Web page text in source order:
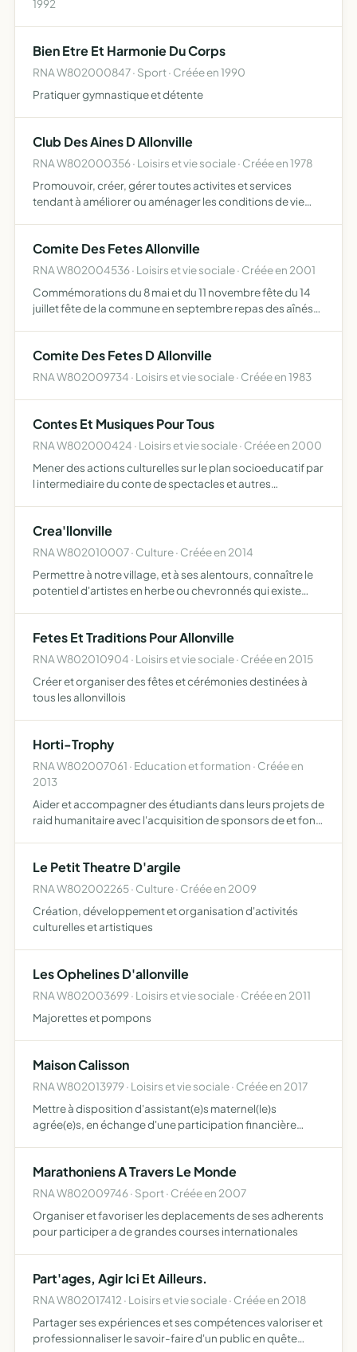
1992
Bien Etre Et Harmonie Du Corps
RNA W802000847 · Sport · Créée en 1990
Pratiquer gymnastique et détente
Club Des Aines D Allonville
RNA W802000356 · Loisirs et vie sociale · Créée en 1978
Promouvoir, créer, gérer toutes activites et services
tendant à améliorer ou aménager les conditions de vie
s…
Comite Des Fetes Allonville
RNA W802004536 · Loisirs et vie sociale · Créée en 2001
Commémorations du 8 mai et du 11 novembre fête du 14
juillet fête de la commune en septembre repas des aînés
Comite Des Fetes D Allonville
RNA W802009734 · Loisirs et vie sociale · Créée en 1983
Contes Et Musiques Pour Tous
RNA W802000424 · Loisirs et vie sociale · Créée en 2000
Mener des actions culturelles sur le plan socioeducatif par
l intermediaire du conte de spectacles et autres
Crea'llonville
RNA W802010007 · Culture · Créée en 2014
Permettre à notre village, et à ses alentours, connaître le
potentiel d'artistes en herbe ou chevronnés qui existe
se…
Fetes Et Traditions Pour Allonville
RNA W802010904 · Loisirs et vie sociale · Créée en 2015
Créer et organiser des fêtes et cérémonies destinées à
tous les allonvillois
Horti-Trophy
RNA W802007061 · Education et formation · Créée en
2013
Aider et accompagner des étudiants dans leurs projets de
raid humanitaire avec l'acquisition de sponsors de et fond
Le Petit Theatre D'argile
RNA W802002265 · Culture · Créée en 2009
Création, développement et organisation d'activités
culturelles et artistiques
Les Ophelines D'allonville
RNA W802003699 · Loisirs et vie sociale · Créée en 2011
Majorettes et pompons
Maison Calisson
RNA W802013979 · Loisirs et vie sociale · Créée en 2017
Mettre à disposition d'assistant(e)s maternel(le)s
agrée(e)s, en échange d'une participation financière
dédié…
Marathoniens A Travers Le Monde
RNA W802009746 · Sport · Créée en 2007
Organiser et favoriser les deplacements de ses adherents
pour participer a de grandes courses internationales
Part'ages, Agir Ici Et Ailleurs.
RNA W802017412 · Loisirs et vie sociale · Créée en 2018
Partager ses expériences et ses compétences valoriser et
professionnaliser le savoir-faire d'un public en quête